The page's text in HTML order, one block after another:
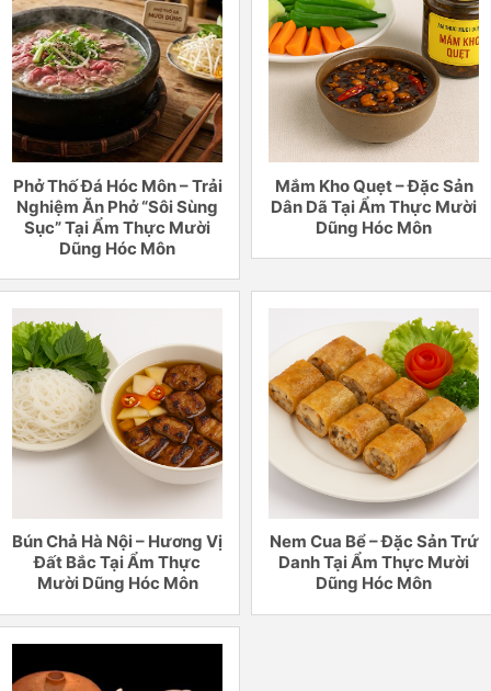
Phở Thố Đá Hóc Môn – Trải
Nghiệm Ăn Phở “Sôi Sùng
Sục” Tại Ẩm Thực Mười
Dũng Hóc Môn
Mắm Kho Quẹt – Đặc Sản
Dân Dã Tại Ẩm Thực Mười
Dũng Hóc Môn
Bún Chả Hà Nội – Hương Vị
Đất Bắc Tại Ẩm Thực
Mười Dũng Hóc Môn
Nem Cua Bể – Đặc Sản Trứ
Danh Tại Ẩm Thực Mười
Dũng Hóc Môn